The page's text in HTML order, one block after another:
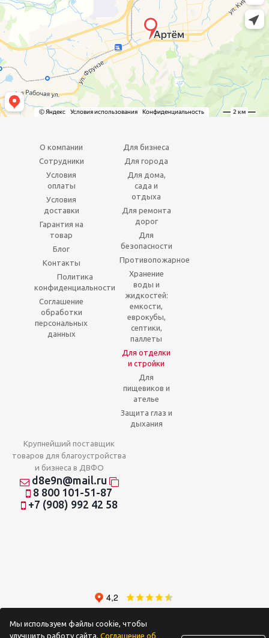
О компании
Сотрудники
Условия
оплаты
Условия
доставки
Гарантия на
товар
Блог
Контакты
Политика
конфиденциальности
Соглашение
обработки
персональных
данных
Для бизнеса
Для города
Для дома,
сада и
отдыха
Для ремонта
дорог
Для
безопасности
Противопожарное
Хранение
воды и
жидкостей:
емкости,
еврокубы,
септики,
паллеты
Для отделки
и стройки
Для
пищевиков и
ателье
Защита глаз и
дыхания
Крупнейший поставщик
товаров для благоустройства
и бизнеса в ДВФО
d8e9n@mail.ru
8 800 101-51-87
+7 (908) 992 42 58
2026 © Отношения на доверии
Мы используем файлы cookie, чтобы
улучшить работу сайта. Соглашение об